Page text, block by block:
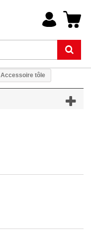
Accessoire tôle